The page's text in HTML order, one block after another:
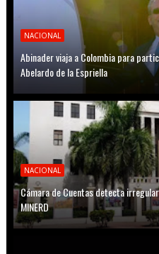
NACIONAL
Abinader viaja a Colombia para
Abelardo de la Espriella
NACIONAL
Cámara de Cuentas detecta
MINERD